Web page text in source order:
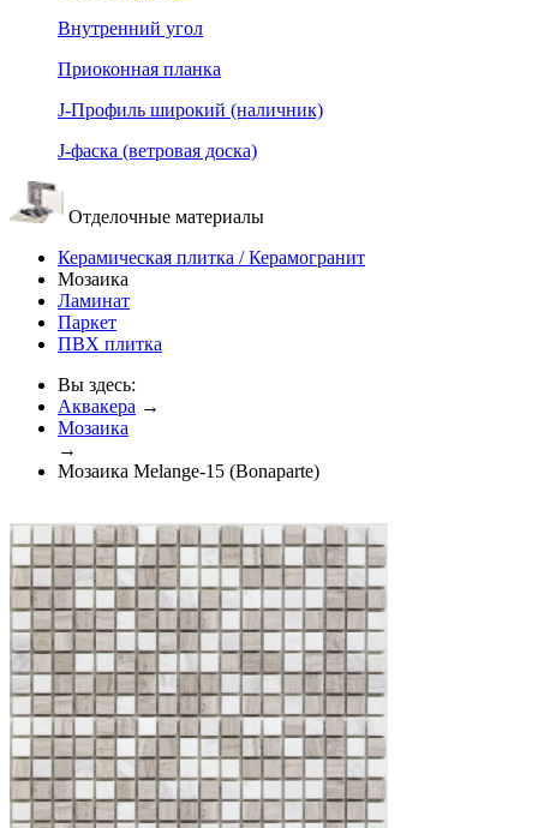
Внутренний угол
Приоконная планка
J-Профиль широкий (наличник)
J-фаска (ветровая доска)
Отделочные материалы
Керамическая плитка / Керамогранит
Мозаика
Ламинат
Паркет
ПВХ плитка
Вы здесь:
Аквакера →
Мозаика
→
Мозаика Melange-15 (Bonaparte)